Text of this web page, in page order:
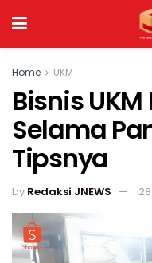
Home UKM
Bisnis
Selama
Tipsnya
by Redaksi JNEWS